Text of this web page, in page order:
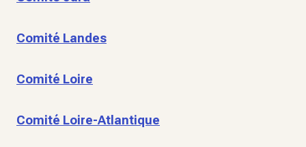
Comité Landes
Comité Loire
Comité Loire-Atlantique